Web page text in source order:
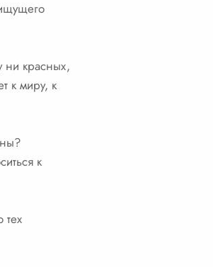
ни красных,
к миру, к
к
тех